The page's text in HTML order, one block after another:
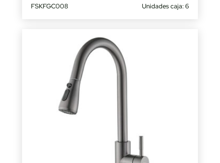
FSKFGC008 Unidades caja: 6